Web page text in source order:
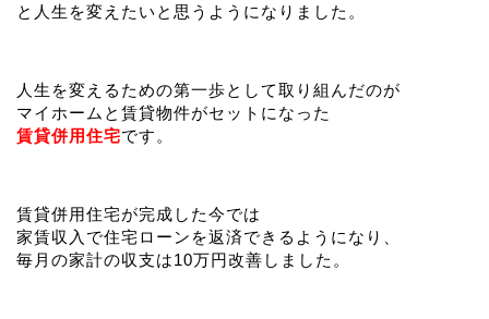
と人生を変えたいと思うようになりました。
人生を変えるための第一歩として取り組んだのが
マイホームと賃貸物件がセットになった
賃貸併用住宅です。
賃貸併用住宅が完成した今では
家賃収入で住宅ローンを返済できるようになり、
毎月の家計の収支は10万円改善しました。